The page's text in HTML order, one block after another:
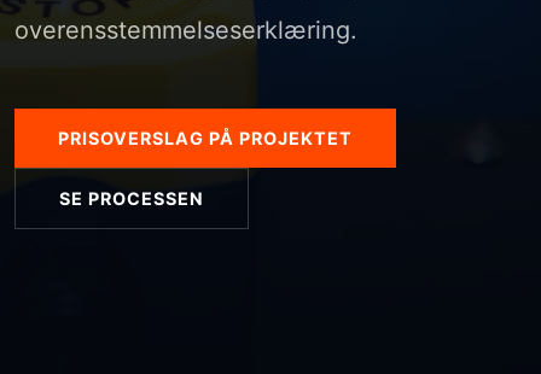
overensstemmelseserklæring.
PRISOVERSLAG PÅ PROJEKTET
SE PROCESSEN